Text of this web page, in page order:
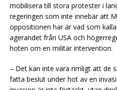
mobilisera till stora protester i
regeringen som inte innebär att
oppositionen har är vad som
agerandet från USA och
hoten om en militär intervention.
– Det kan inte vara rimligt att de
fatta beslut under hot av en